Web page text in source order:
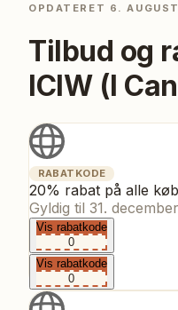
OPDATERET 6.
Tilbud og
ICIW (I
RABATKODE
20% rabat på alle
Gyldig til 31.
Vis rabatkode
0
Vis rabatkode
0